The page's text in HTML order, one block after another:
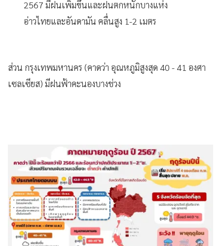
2567 มีฝนเพิ่มขึ้นและฝนตกหนักบางแห่ง
อ่าวไทยและอันดามัน คลื่นสูง 1-2 เมตร
ส่วน กรุงเทพมหานคร (คาดว่า อุณหภูมิสูงสุด 40 - 41 องศา
เซลเซียส) มีฝนฟ้าคะนองบางช่วง